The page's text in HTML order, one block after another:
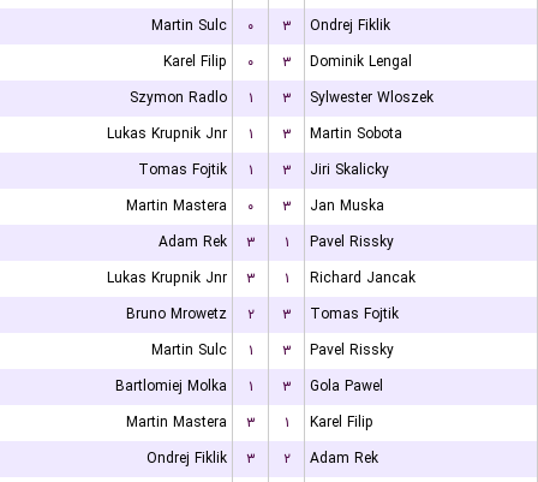
Martin Sulc
۰ ۳
Ondrej Fiklik
Karel Filip
۰ ۳
Dominik Lengal
Szymon Radlo
۱ ۳
Sylwester Wloszek
Lukas Krupnik Jnr
۱ ۳
Martin Sobota
Tomas Fojtik
۱ ۳
Jiri Skalicky
Martin Mastera
۰ ۳
Jan Muska
Adam Rek
۳ ۱
Pavel Rissky
Lukas Krupnik Jnr
۳ ۱
Richard Jancak
Bruno Mrowetz
۲ ۳
Tomas Fojtik
Martin Sulc
۱ ۳
Pavel Rissky
Bartlomiej Molka
۱ ۳
Gola Pawel
Martin Mastera
۳ ۱
Karel Filip
Ondrej Fiklik
۳ ۲
Adam Rek